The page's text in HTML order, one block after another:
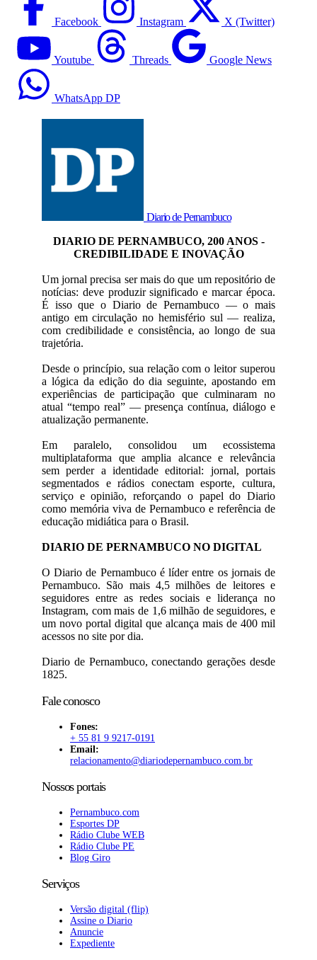
Facebook Instagram X (Twitter)
Youtube Threads Google News
WhatsApp DP
Diario de Pernambuco
DIARIO DE PERNAMBUCO, 200 ANOS -
CREDIBILIDADE E INOVAÇÃO
Um jornal precisa ser mais do que um repositório de
notícias: deve produzir significado e marcar época.
É isso que o Diario de Pernambuco — o mais
antigo em circulação no hemisfério sul — realiza,
com credibilidade e consistência, ao longo de sua
trajetória.
Desde o princípio, sua relação com o leitor superou
a lógica da edição do dia seguinte, apostando em
experiências de participação que culminaram no
atual “tempo real” — presença contínua, diálogo e
atualização permanente.
Em paralelo, consolidou um ecossistema
multiplataforma que amplia alcance e relevância
sem perder a identidade editorial: jornal, portais
segmentados e rádios conectam esporte, cultura,
serviço e opinião, reforçando o papel do Diario
como memória viva de Pernambuco e referência de
educação midiática para o Brasil.
DIARIO DE PERNAMBUCO NO DIGITAL
O Diario de Pernambuco é líder entre os jornais de
Pernambuco. São mais 4,5 milhões de leitores e
seguidores entre as redes sociais e liderança no
Instagram, com mais de 1,6 milhão de seguidores, e
um novo portal digital que alcança mais de 400 mil
acessos no site por dia.
Diario de Pernambuco, conectando gerações desde
1825.
Fale conosco
Fones:
+ 55 81 9 9217-0191
Email:
relacionamento@diariodepernambuco.com.br
Nossos portais
Pernambuco.com
Esportes DP
Rádio Clube WEB
Rádio Clube PE
Blog Giro
Serviços
Versão digital (flip)
Assine o Diario
Anuncie
Expediente